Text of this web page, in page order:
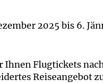
2025 bis 6.
Ihnen Flugtickets
Reiseangebot